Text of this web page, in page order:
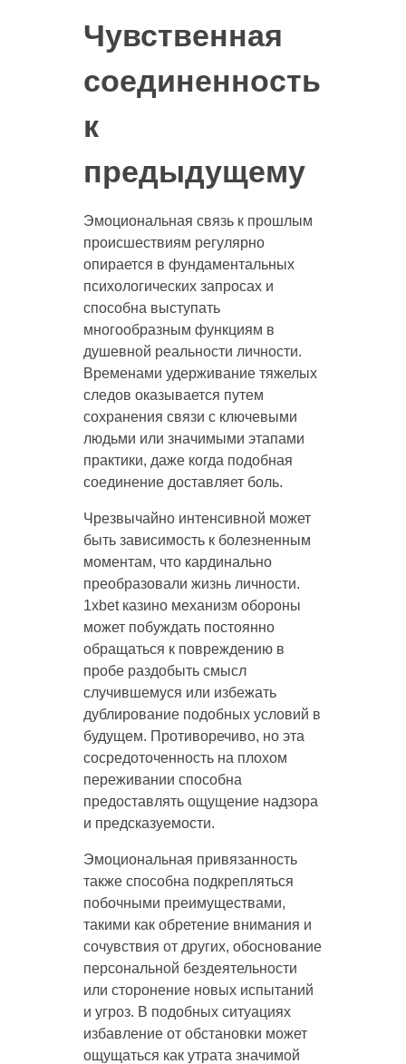
Чувственная
соединенность
к
предыдущему
Эмоциональная связь к прошлым
происшествиям регулярно
опирается в фундаментальных
психологических запросах и
способна выступать
многообразным функциям в
душевной реальности личности.
Временами удерживание тяжелых
следов оказывается путем
сохранения связи с ключевыми
людьми или значимыми этапами
практики, даже когда подобная
соединение доставляет боль.
Чрезвычайно интенсивной может
быть зависимость к болезненным
моментам, что кардинально
преобразовали жизнь личности.
1xbet казино механизм обороны
может побуждать постоянно
обращаться к повреждению в
пробе раздобыть смысл
случившемуся или избежать
дублирование подобных условий в
будущем. Противоречиво, но эта
сосредоточенность на плохом
переживании способна
предоставлять ощущение надзора
и предсказуемости.
Эмоциональная привязанность
также способна подкрепляться
побочными преимуществами,
такими как обретение внимания и
сочувствия от других, обоснование
персональной бездеятельности
или сторонение новых испытаний
и угроз. В подобных ситуациях
избавление от обстановки может
ощущаться как утрата значимой